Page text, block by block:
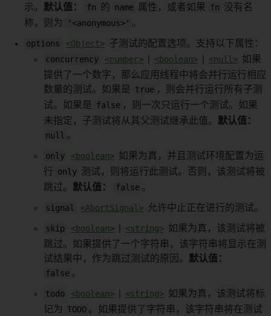
示。 默认值： fn 的 name 属性，或者如果 fn 没有名
称，则为
'<anonymous>' 。
options <Object> 子测试的配置选项。支持以下属性：
concurrency
<number> <boolean> <null> 如果
提供了一个数字，那么应用线程中将会并行运行相应
数量的测试。如果是 true ，则会并行运行所有子测
试。如果是 false ，则一次只运行一个测试。如果
未指定，子测试将从其父测试继承此值。 默认值：
null 。
only <boolean> 如果为真，并且测试环境配置为运
行 only 测试，则将运行此测试。否则，该测试将被
跳过。 默认值： false 。
signal <AbortSignal> 允许中止正在进行的测试。
skip <boolean> <string> 如果为真，该测试将被
跳过。如果提供了一个字符串，该字符串将显示在测
试结果中，作为跳过测试的原因。 默认值：
false 。
todo <boolean> <string> 如果为真，该测试将标
记为 TODO 。如果提供了字符串，该字符串将在测试